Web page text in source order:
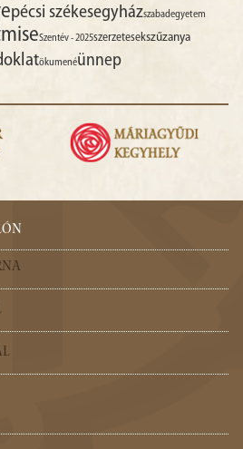
pécsi székesegyházszabadegyetem
Szentév - 2025szerzetesekszűzanya
ökumenéünnep